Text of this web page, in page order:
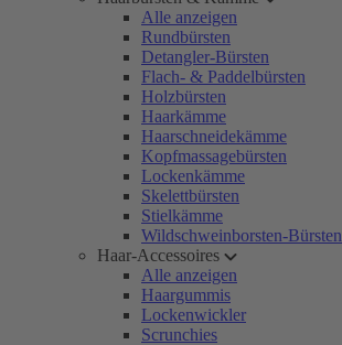
Alle anzeigen
Rundbürsten
Detangler-Bürsten
Flach- & Paddelbürsten
Holzbürsten
Haarkämme
Haarschneidekämme
Kopfmassagebürsten
Lockenkämme
Skelettbürsten
Stielkämme
Wildschweinborsten-Bürsten
Haar-Accessoires
Alle anzeigen
Haargummis
Lockenwickler
Scrunchies